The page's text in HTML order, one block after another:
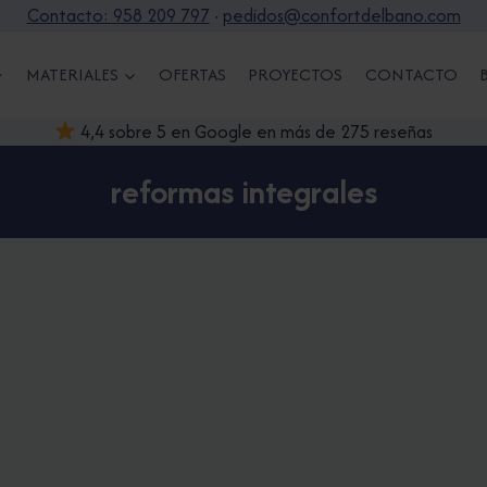
Contacto: 958 209 797 · pedidos@confortdelbano.com
MATERIALES OFERTAS PROYECTOS CONTACTO
4,4 sobre 5 en Google en más de 275 reseñas
reformas integrales